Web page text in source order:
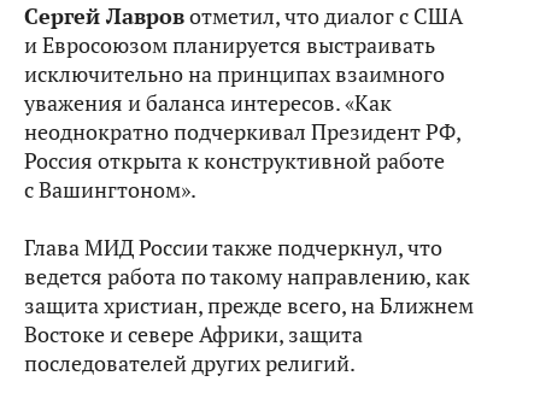
Сергей Лавровотметил, что диалог с США
и Евросоюзом планируется выстраивать
исключительно на принципах взаимного
уважения и баланса интересов. «Как
неоднократно подчеркивал Президент РФ,
Россия открыта к конструктивной работе
с Вашингтоном».
Глава МИД России также подчеркнул, что
ведется работа по такому направлению, как
защита христиан, прежде всего, на Ближнем
Востоке и севере Африки, защита
последователей других религий.